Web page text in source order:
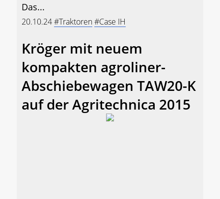
Das...
20.10.24#Traktoren#Case IH
Kröger mit neuem
kompakten agroliner-
Abschiebewagen TAW20-K
auf der Agritechnica 2015